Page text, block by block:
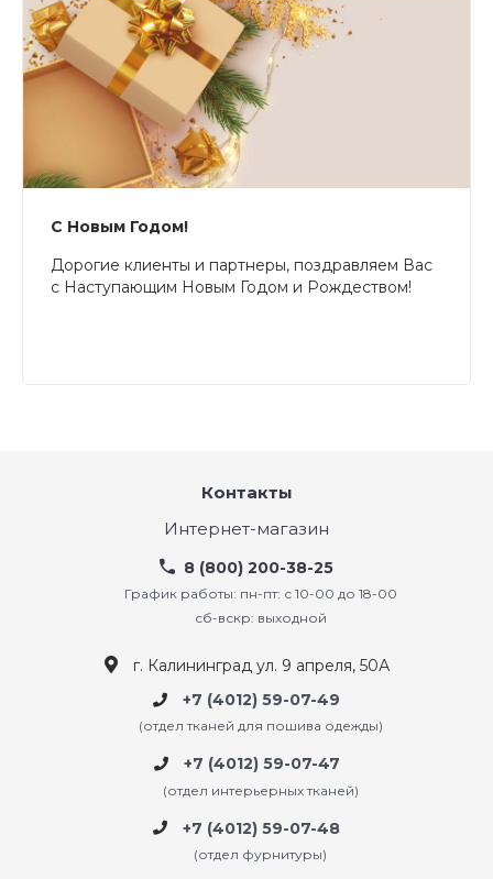
С Новым Годом!
Дорогие клиенты и партнеры, поздравляем Вас
с Наступающим Новым Годом и Рождеством!
Контакты
Интернет-магазин
8 (800) 200-38-25
График работы: пн-пт: с 10-00 до 18-00
сб-вскр: выходной
г. Калининград ул. 9 апреля, 50А
+7 (4012) 59-07-49
(отдел тканей для пошива одежды)
+7 (4012) 59-07-47
(отдел интерьерных тканей)
+7 (4012) 59-07-48
(отдел фурнитуры)